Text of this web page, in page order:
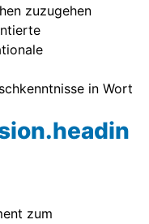
zuzugehen
in Wort
zum